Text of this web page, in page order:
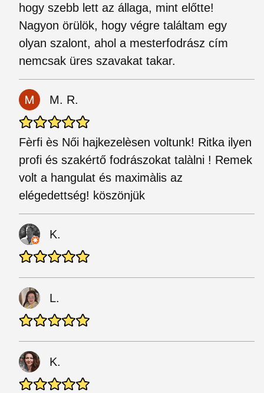
hogy szebb lett az állaga, mint előtte!
Nagyon örülök, hogy végre találtam egy
olyan szalont, ahol a mesterfodrász cím
nemcsak üres szavakat takar.
M. R.
Fèrfi ès Női hajkezelèsen voltunk! Ritka ilyen
profi és szakértő fodrászokat talàlni ! Remek
volt a hangulat és maximàlis az
elégedettség! köszönjük
K.
L.
K.